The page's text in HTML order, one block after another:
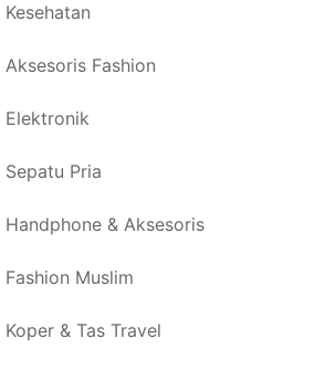
Kesehatan
Aksesoris Fashion
Elektronik
Sepatu Pria
Handphone & Aksesoris
Fashion Muslim
Koper & Tas Travel